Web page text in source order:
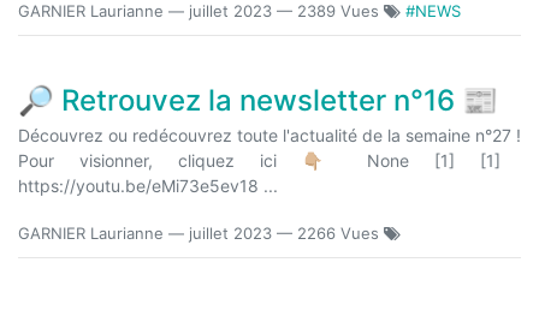
GARNIER Laurianne — juillet 2023 — 2389 Vues #NEWS
🔎 Retrouvez la newsletter n°16 📰
Découvrez ou redécouvrez toute l'actualité de la semaine n°27 !
Pour visionner, cliquez ici 👇🏼 None [1] [1]
https://youtu.be/eMi73e5ev18 ...
GARNIER Laurianne — juillet 2023 — 2266 Vues